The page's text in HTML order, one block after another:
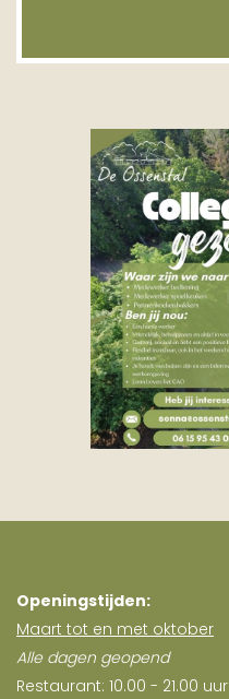
Openingstijden:
Maart tot en met oktober
Alle dagen geopend
Restaurant: 10.00 - 21.00 uur